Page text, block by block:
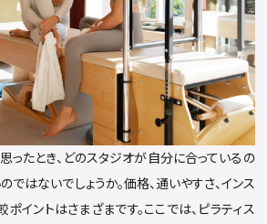
ったとき、どのスタジオが自分に合っているの
ではないでしょうか。価格、通いやすさ、インス
ポイントはさまざまです。ここでは、ピラティス